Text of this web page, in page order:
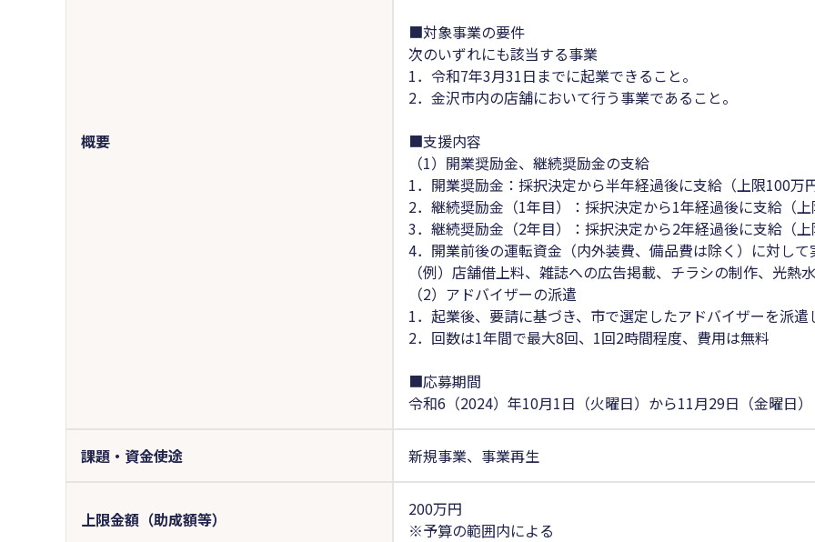
概要
■対象事業の要件
次のいずれにも該当する事業
1．令和7年3月31日までに起業できること。
2．金沢市内の店舗において行う事業であること。
■支援内容
（1）開業奨励金、継続奨励金の支給
1．開業奨励金：採択決定から半年経過後に支給（上限100万
2．継続奨励金（1年目）：採択決定から1年経過後に支給（
3．継続奨励金（2年目）：採択決定から2年経過後に支給（
4．開業前後の運転資金（内外装費、備品費は除く）に対し
（例）店舗借上料、雑誌への広告掲載、チラシの制作、光熱
（2）アドバイザーの派遣
1．起業後、要請に基づき、市で選定したアドバイザーを派遣
2．回数は1年間で最大8回、1回2時間程度、費用は無料
■応募期間
令和6（2024）年10月1日（火曜日）から11月29日（金曜日）
課題・資金使途 新規事業、事業再生
上限金額（助成額等）
200万円
※予算の範囲内による